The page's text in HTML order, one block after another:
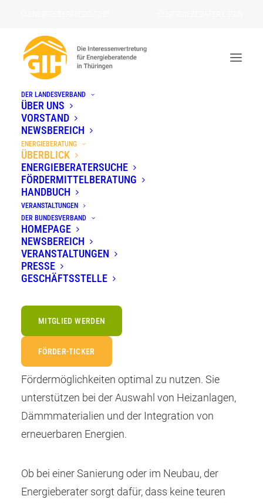
DER LANDESVERBAND
ÜBER UNS
VORSTAND
NEWSBEREICH
ENERGIEBERATUNG
ÜBERBLICK
ENERGIEBERATERSUCHE
FÖRDERMITTELBERATUNG
HANDBUCH
VERANSTALTUNGEN
DER BUNDESVERBAND
HOMEPAGE
NEWSBEREICH
VERANSTALTUNGEN
PRESSE
GESCHÄFTSSTELLE
MITGLIED WERDEN
FÖRDER-TICKER
Energieberatung
STARTSEITE»ENERGIEBERATUNG
Was ist Energieberatung und
warum ist sie wichtig?
Energieberatung ist ein entscheidender
Schritt bei der Planung, Modernisierung
Energieberater helfen dabei, die Energieeffizienz
zu maximieren, Kosten zu senken und
Fördermöglichkeiten optimal zu nutzen. Sie
unterstützen bei der Auswahl von Heizanlagen,
Dämmmaterialien und der Integration von
erneuerbaren Energien.
Ob bei einer Sanierung oder im Neubau, der
Energieberater sorgt dafür, dass keine teuren